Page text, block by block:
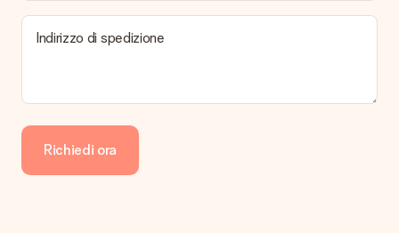
Indirizzo di spedizione
Richiedi ora